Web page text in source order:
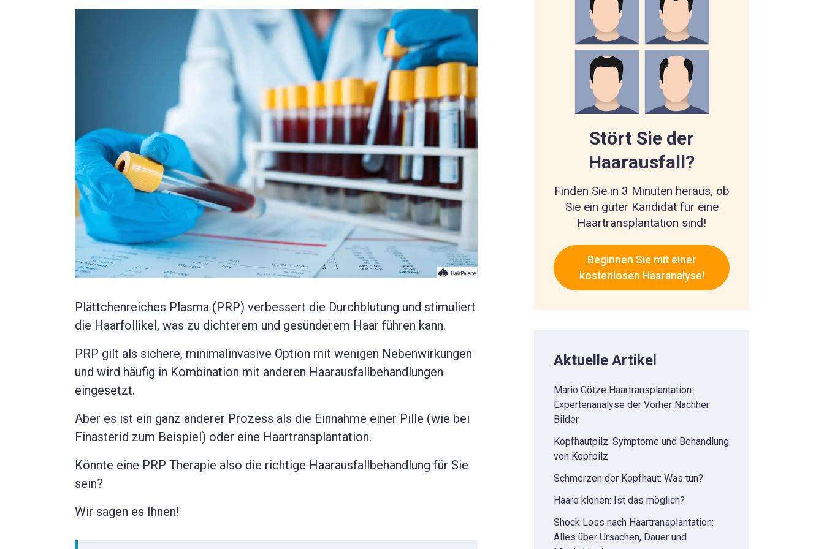
Plättchenreiches Plasma (PRP) verbessert die Durchblutung und stimuliert
die Haarfollikel, was zu dichterem und gesünderem Haar führen kann.
PRP gilt als sichere, minimalinvasive Option mit wenigen Nebenwirkungen
und wird häufig in Kombination mit anderen Haarausfallbehandlungen
eingesetzt.
Aber es ist ein ganz anderer Prozess als die Einnahme einer Pille (wie bei
Finasterid zum Beispiel) oder eine Haartransplantation.
Könnte eine PRP Therapie also die richtige Haarausfallbehandlung für Sie
sein?
Wir sagen es Ihnen!
Stört Sie der
Haarausfall?
Finden Sie in 3 Minuten heraus, ob
Sie ein guter Kandidat für eine
Haartransplantation sind!
Beginnen Sie mit einer
kostenlosen Haaranalyse!
Aktuelle Artikel
Mario Götze Haartransplantation:
Expertenanalyse der Vorher Nachher
Bilder
Kopfhautpilz: Symptome und Behandlung
von Kopfpilz
Schmerzen der Kopfhaut: Was tun?
Haare klonen: Ist das möglich?
Shock Loss nach Haartransplantation:
Alles über Ursachen, Dauer und